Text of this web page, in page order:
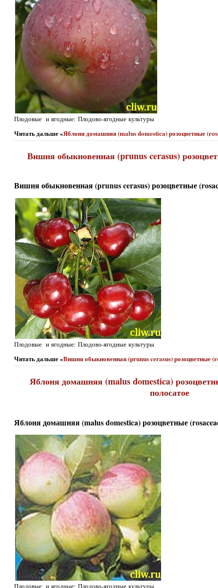
Плодовые и ягодные: Плодово-ягодные культуры
Читать дальше «Яблоня домашняя (malus domestica) розоцветные
Вишня обыкновенная (prunus cerasus)
Вишня обыкновенная (prunus cerasus) розоцветные
Плодовые и ягодные: Плодово-ягодные культуры
Читать дальше «Вишня обыкновенная (prunus cerasus) розоцветные
Яблоня домашняя (malus domestica)
полосатое
Яблоня домашняя (malus domestica) розоцветные
Плодовые и ягодные: Плодово-ягодные культуры